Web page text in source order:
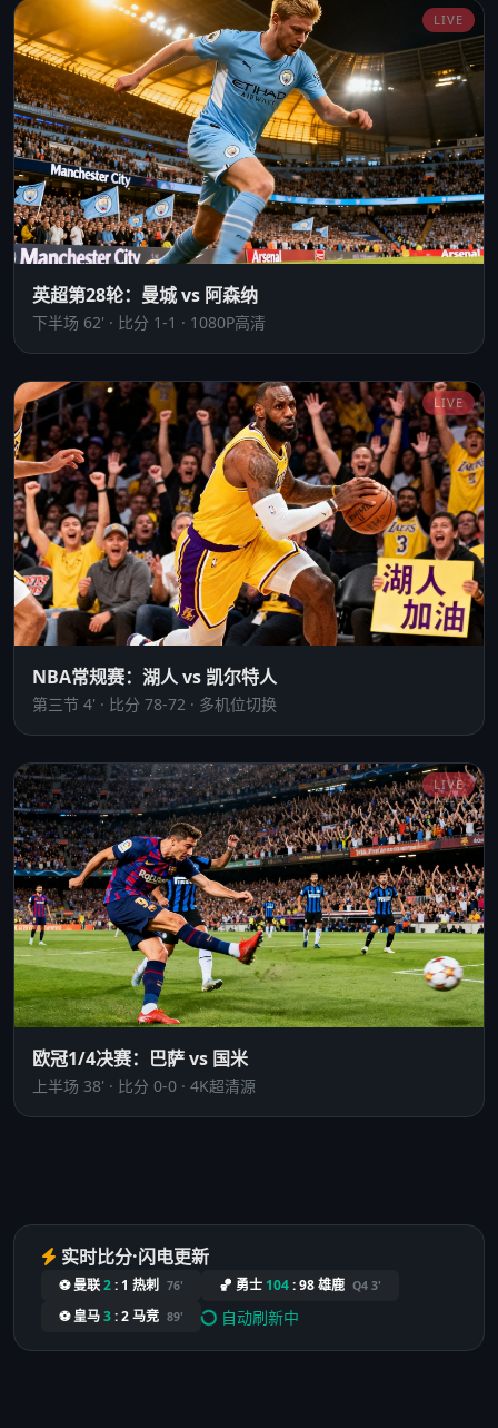
LIVE
英超第28轮：曼城 vs 阿森纳
下半场 62' · 比分 1-1 · 1080P高清
LIVE
NBA常规赛：湖人 vs 凯尔特人
第三节 4' · 比分 78-72 · 多机位切换
LIVE
欧冠1/4决赛：巴萨 vs 国米
上半场 38' · 比分 0-0 · 4K超清源
实时比分·闪电更新
⚽ 曼联2: 1 热刺 76' 🏀 勇士 104:98雄鹿 Q4 3'
⚽ 皇马3:2马竞 89' 自动刷新中